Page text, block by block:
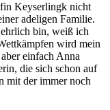
Keyserlingk nicht
adeligen Familie.
bin, weiß ich
wird mein
einfach Anna
die sich schon auf
mit der immer noch